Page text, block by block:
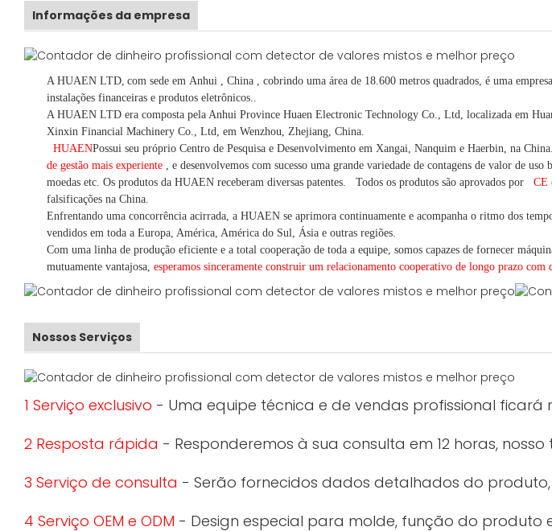
Informações da empresa
A HUAEN LTD, com sede em Anhui , China , cobrindo uma área de 18.600 metros quadrados, é uma
instalações financeiras e produtos eletrônicos.
A HUAEN LTD era composta pela Anhui Province Huaen Electronic Technology Co., Ltd, localizada em
Xinxin Financial Machinery Co., Ltd, em Wenzhou, Zhejiang, China.
HUAENPossui seu próprio Centro de Pesquisa e Desenvolvimento em Xangai, Nanquim e Haerbin, na China.
de gestão mais experiente
e desenvolvemos com sucesso uma grande variedade de contagens de valor de uso
moedas etc. Os produtos da HUAEN receberam diversas patentes. Todos os produtos são aprovados por CE
falsificações na China.
Enfrentando uma concorrência acirrada, a HUAEN se aprimora continuamente e acompanha o ritmo dos
vendidos em toda a Europa, América, América do Sul, Ásia e outras regiões.
Com uma linha de produção eficiente e a total cooperação de toda a equipe, somos capazes de fornecer
mutuamente vantajosa, esperamos sinceramente construir um relacionamento cooperativo de longo prazo com
Nossos Serviços
1 Serviço exclusivo - Uma equipe técnica e de vendas profissional ficará
2 Resposta rápida - Responderemos à sua consulta em 12 horas,
3 Serviço de consulta - Serão fornecidos dados detalhados do
4 Serviço OEM e ODM - Design especial para molde, função do produto